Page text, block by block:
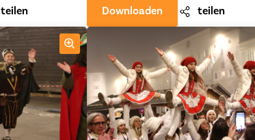
teilen Downloaden teilen